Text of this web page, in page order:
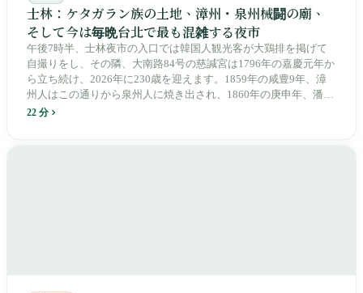
士林：ケタガラン族の土地、漳州・泉州械闘の廟、
そして今は毎晩台北で最も混雑する夜市
午後7時半、士林夜市の入口では韓国人観光客が大鶏排を掲げて
自撮りをし、その隣、大南路84号の慈諴宮は1796年の嘉慶元年か
ら立ち続け、2026年に230歳を迎えます。1859年の咸豊9年、漳
州人はこの通りから泉州人に焼き出され、1860年の庚申年、潘永
清は下樹林に大東路・大南路・大西路・大北路という四本の整然
22 分